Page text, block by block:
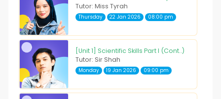
Tutor: Miss Tyrah
Thursday 22 Jan 2026 08:00 pm
[Unit 1] Scientific Skills Part I (Cont..)
Tutor: Sir Shah
Monday 19 Jan 2026 09:00 pm